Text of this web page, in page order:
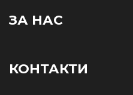
ЗА НАС
КОНТАКТИ